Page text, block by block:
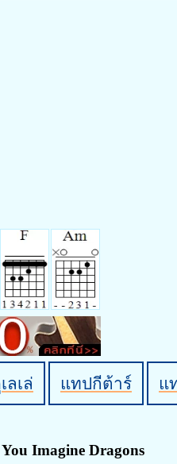
ลเล่ แทปกีต้าร์ แ
Imagine Dragons